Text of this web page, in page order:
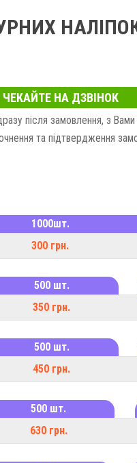
– готові прискорити
вам обійдеться 1 штука.
з доставленням у Дніпро,
ЧЕКАЙТЕ НА ДЗВІНОК
після замовлення, з
та підтвердження
1000шт.
300 грн.
500 шт.
350 грн.
500 шт.
450 грн.
500 шт.
630 грн.